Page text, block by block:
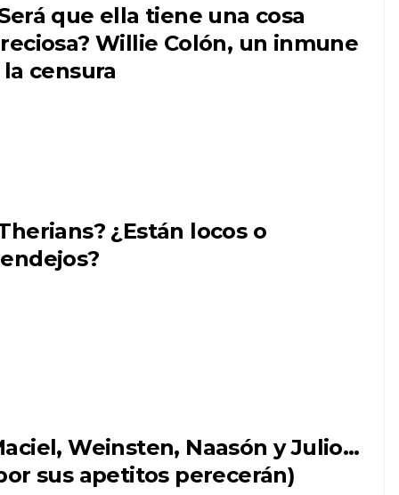
que ella tiene una cosa
Willie Colón, un inmune
la censura
¿Están locos o
Weinsten, Naasón y Julio…
sus apetitos perecerán)